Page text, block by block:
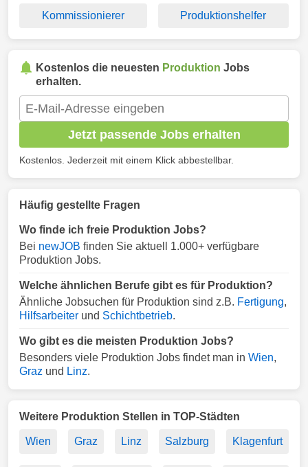
Kommissionierer Produktionshelfer
Kostenlos die neuesten Produktion Jobs
erhalten.
Jetzt passende Jobs erhalten
Kostenlos. Jederzeit mit einem Klick abbestellbar.
Häufig gestellte Fragen
Wo finde ich freie Produktion Jobs?
Bei newJOB finden Sie aktuell 1.000+ verfügbare
Produktion Jobs.
Welche ähnlichen Berufe gibt es für Produktion?
Ähnliche Jobsuchen für Produktion sind z.B. Fertigung,
Hilfsarbeiter und Schichtbetrieb.
Wo gibt es die meisten Produktion Jobs?
Besonders viele Produktion Jobs findet man in Wien,
Graz und Linz.
Weitere Produktion Stellen in TOP-Städten
Wien Graz Linz Salzburg Klagenfurt